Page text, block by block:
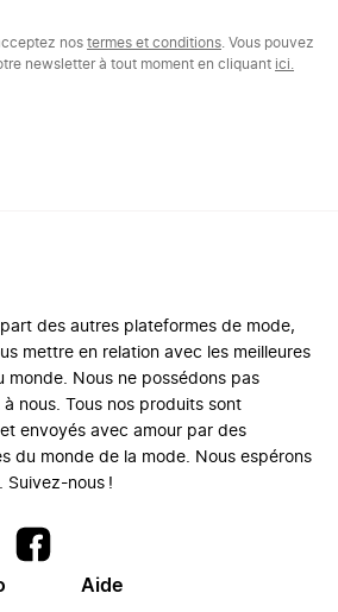
nos termes et conditions . Vous pouvez
newsletter à tout moment en cliquant ici.
des autres plateformes de mode,
mettre en relation avec les meilleures
monde. Nous ne possédons pas
nous. Tous nos produits sont
envoyés avec amour par des
du monde de la mode. Nous espérons
Suivez-nous !
Aide